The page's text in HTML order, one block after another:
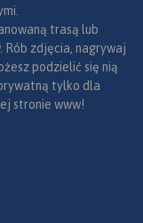
trasą lub
Rób zdjęcia, nagrywaj
podzielić się nią
tylko dla
stronie www!